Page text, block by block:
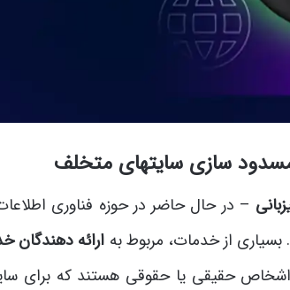
سازی سایتهای متخلف
– در حال حاضر در حوزه فناوری
از خدمات، مربوط به ارائه دهندگان
اشخاص حقیقی یا حقوقی هستند که برای